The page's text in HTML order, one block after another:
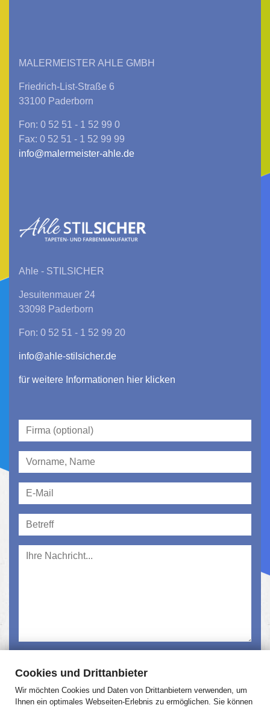
Cookies und Drittanbieter
Wir möchten Cookies und Daten von Drittanbietern verwenden, um
Ihnen ein optimales Webseiten-Erlebnis zu ermöglichen. Sie können
MALERMEISTER AHLE GMBH
Friedrich-List-Straße 6
33100 Paderborn
Fon: 0 52 51 - 1 52 99 0
Fax: 0 52 51 - 1 52 99 99
info@malermeister-ahle.de
Ahle - STILSICHER
Jesuitenmauer 24
33098 Paderborn
Fon: 0 52 51 - 1 52 99 20
info@ahle-stilsicher.de
für weitere Informationen hier klicken
akzeptiert.
Absenden